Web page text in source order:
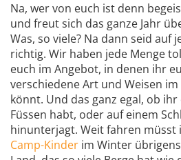
Na, wer von euch ist denn
und freut sich das ganze Jahr
Was, so viele? Na dann seid auf
richtig. Wir haben jede Menge
euch im Angebot, in denen ihr
verschiedene Art und Weisen
könnt. Und das ganz egal, ob
Füssen habt, oder auf einem
hinunterjagt. Weit fahren müsst
Camp-Kinder im Winter